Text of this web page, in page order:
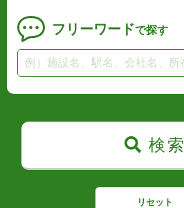
フリーワードで探す
検索
リセット